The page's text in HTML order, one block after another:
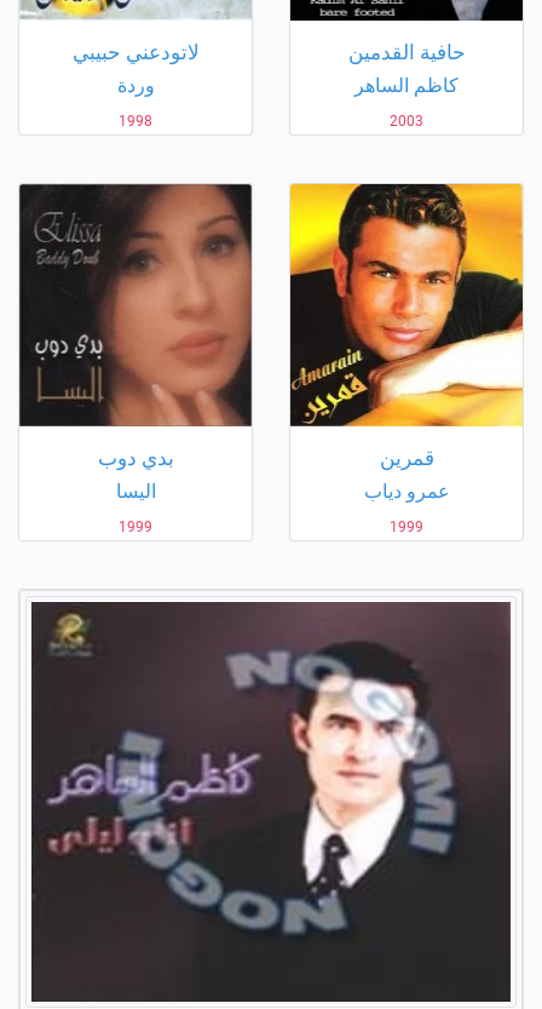
حافية القدمين
كاظم الساهر
2003
لاتودعني حبيبي
وردة
1998
قمرين
عمرو دياب
1999
بدي دوب
اليسا
1999